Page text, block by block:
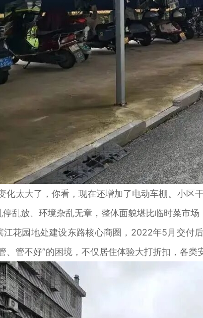
太大了，你看，现在还增加了电动车棚。小区
乱放、环境杂乱无章，整体面貌堪比临时菜市
园地处建设东路核心商圈，2022年5月交付后
、管不好”的困境，不仅居住体验大打折扣，各类